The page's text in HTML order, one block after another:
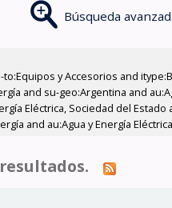
Búsqueda
y Accesorios and
and su-geo:Argentina and
Eléctrica, Sociedad del
and au:Agua y Energía